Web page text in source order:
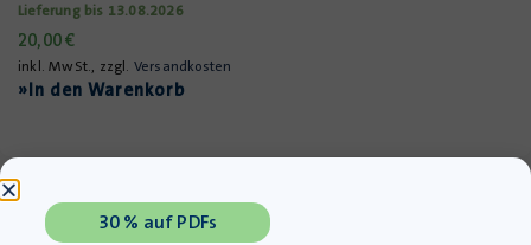
Lieferung bis 13.08.2026
20,00€
inkl. MwSt., zzgl. Versandkosten
»In den Warenkorb
30 % auf PDFs